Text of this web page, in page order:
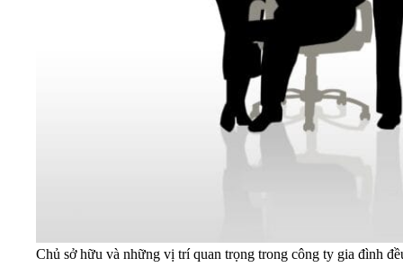
Chủ sở hữu và những vị trí quan trọng trong công ty gia đình